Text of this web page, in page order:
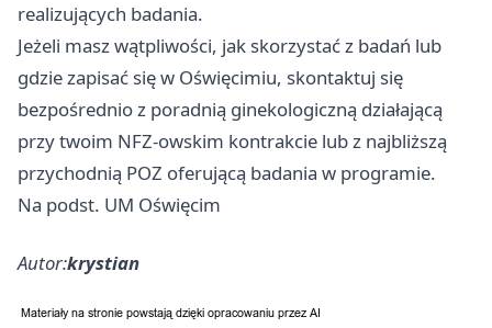
realizujących badania.
Jeżeli masz wątpliwości, jak skorzystać z badań lub
gdzie zapisać się w Oświęcimiu, skontaktuj się
bezpośrednio z poradnią ginekologiczną działającą
przy twoim NFZ‑owskim kontrakcie lub z najbliższą
przychodnią POZ oferującą badania w programie.
Na podst. UM Oświęcim
Autor:krystian